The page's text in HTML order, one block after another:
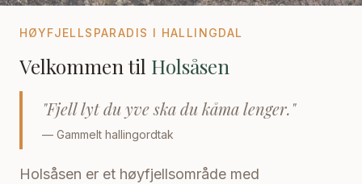
HØYFJELLSPARADIS I HALLINGDAL
Velkommen til Holsåsen
"Fjell lyt du yve ska du kåma lenger."
— Gammelt hallingordtak
Holsåsen er et høyfjellsområde med